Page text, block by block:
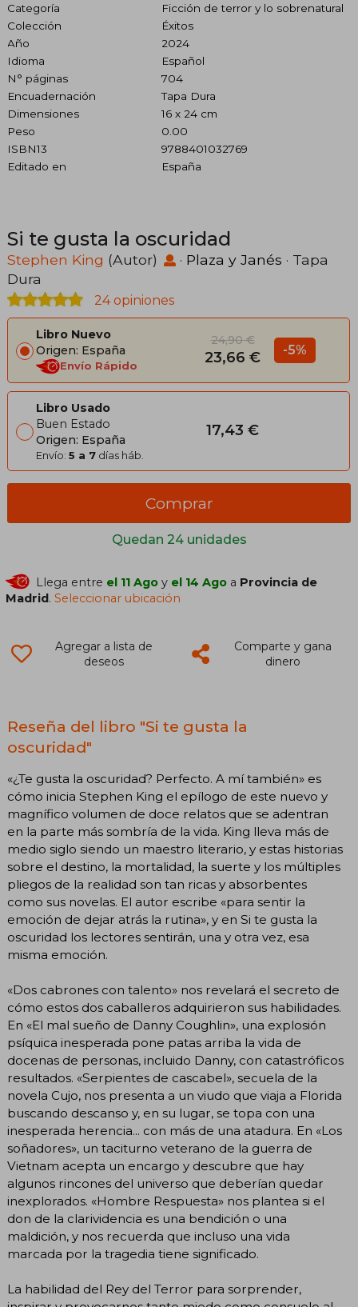
Categoría
Ficción de terror y lo sobrenatural
Colección
Éxitos
Año
2024
Idioma
Español
N° páginas
704
Encuadernación
Tapa Dura
Dimensiones
16 x 24 cm
Peso
0.00
ISBN13
9788401032769
Editado en
España
Si te gusta la oscuridad
Stephen King (Autor) · Plaza y Janés · Tapa
Dura
24 opiniones
Libro Nuevo
Origen: España
Envío Rápido
24,90 €
23,66 € -5%
Libro Usado
Buen Estado
Origen: España
Envío: 5 a 7 días háb.
17,43 €
Quedan 24 unidades
Comprar
Llega entre el 11 Ago y el 14 Ago a Provincia de
Madrid.Seleccionar ubicación
Agregar a lista de
deseos
Comparte y gana
dinero
Reseña del libro "Si te gusta la
oscuridad"
«¿Te gusta la oscuridad? Perfecto. A mí también» es
cómo inicia Stephen King el epílogo de este nuevo y
magnífico volumen de doce relatos que se adentran
en la parte más sombría de la vida. King lleva más de
medio siglo siendo un maestro literario, y estas historias
sobre el destino, la mortalidad, la suerte y los múltiples
pliegos de la realidad son tan ricas y absorbentes
como sus novelas. El autor escribe «para sentir la
emoción de dejar atrás la rutina», y en Si te gusta la
oscuridad los lectores sentirán, una y otra vez, esa
misma emoción.
«Dos cabrones con talento» nos revelará el secreto de
cómo estos dos caballeros adquirieron sus habilidades.
En «El mal sueño de Danny Coughlin», una explosión
psíquica inesperada pone patas arriba la vida de
docenas de personas, incluido Danny, con catastróficos
resultados. «Serpientes de cascabel», secuela de la
novela Cujo, nos presenta a un viudo que viaja a Florida
buscando descanso y, en su lugar, se topa con una
inesperada herencia... con más de una atadura. En «Los
soñadores», un taciturno veterano de la guerra de
Vietnam acepta un encargo y descubre que hay
algunos rincones del universo que deberían quedar
inexplorados. «Hombre Respuesta» nos plantea si el
don de la clarividencia es una bendición o una
maldición, y nos recuerda que incluso una vida
marcada por la tragedia tiene significado.
La habilidad del Rey del Terror para sorprender,